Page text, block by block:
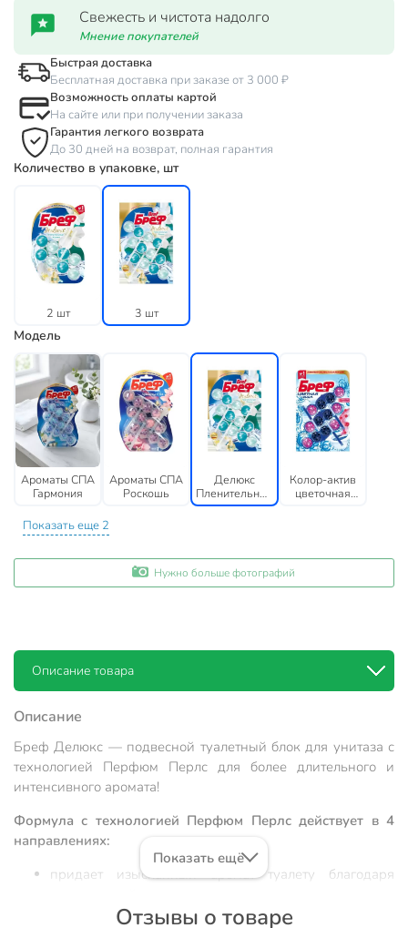
Свежесть и чистота надолго
Мнение покупателей
Быстрая доставка
Бесплатная доставка при заказе от 3 000 ₽
Возможность оплаты картой
На сайте или при получении заказа
Гарантия легкого возврата
До 30 дней на возврат, полная гарантия
Количество в упаковке, шт
2 шт 3 шт
Модель
Ароматы СПА
Гармония
Ароматы СПА
Роскошь
Делюкс
Пленительный
жасмин
Колор-актив
цветочная
Показать еще 2
Нужно больше фотографий
Описание товара
Описание
Бреф Делюкс — подвесной туалетный блок для унитаза с
технологией Перфюм Перлс для более длительного и
интенсивного аромата!
Формула с технологией Перфюм Перлс действует в 4
направлениях:
придает изысканный аромат туалету благодаря
образует очищающую пену, которая обеспечивает
Показать ещё
Отзывы о товаре